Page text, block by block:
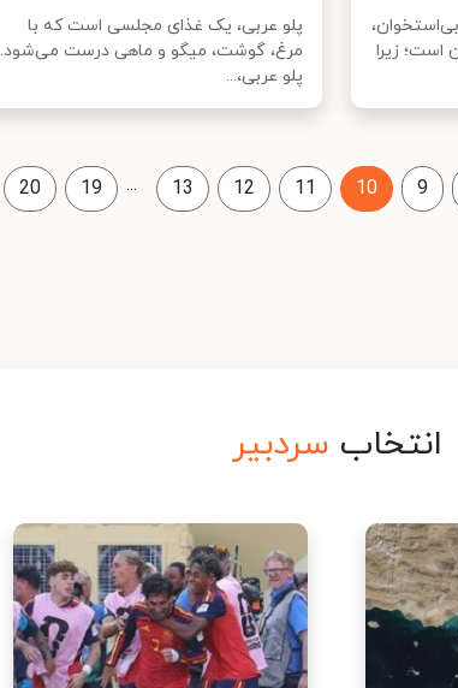
است؛ زیرا
پلو عربی، یک غذای مجلسی است که با
مرغ، گوشت، میگو و ماهی درست می‌شود.
پلو عربی،...
9
10
11
12
13
...
19
20
انتخاب سردبیر